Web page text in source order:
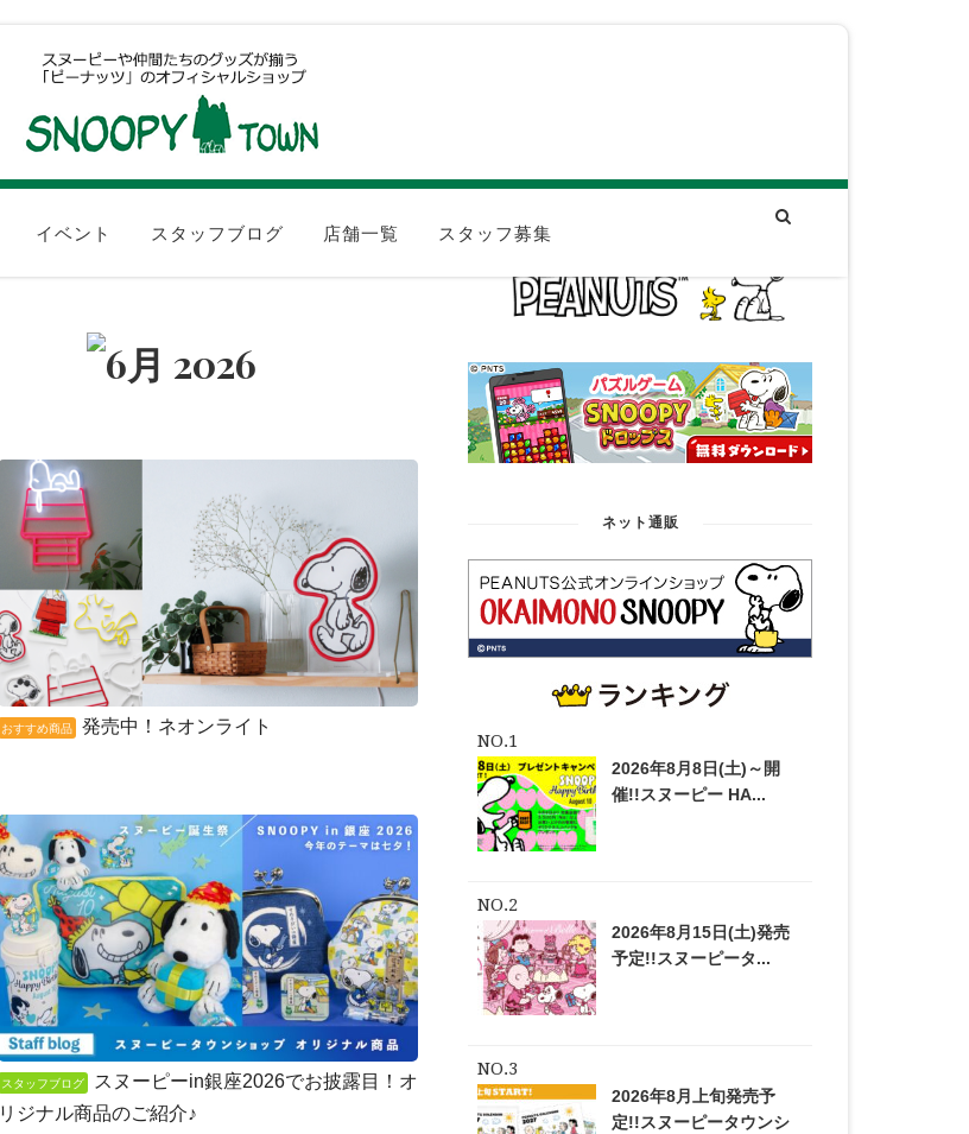
イベント スタッフブログ 店舗一覧 スタッフ募集
おすすめ商品 発売中！ネオンライト
スタッフブログ
スヌーピーin銀座2026でお披露目！オ
リジナル商品のご紹介♪
ネット通販
2026年8月8日(土)～開
催!!スヌーピー HA...
2026年8月15日(土)発売
予定!!スヌーピータ...
2026年8月上旬発売予
定!!スヌーピータウンシ